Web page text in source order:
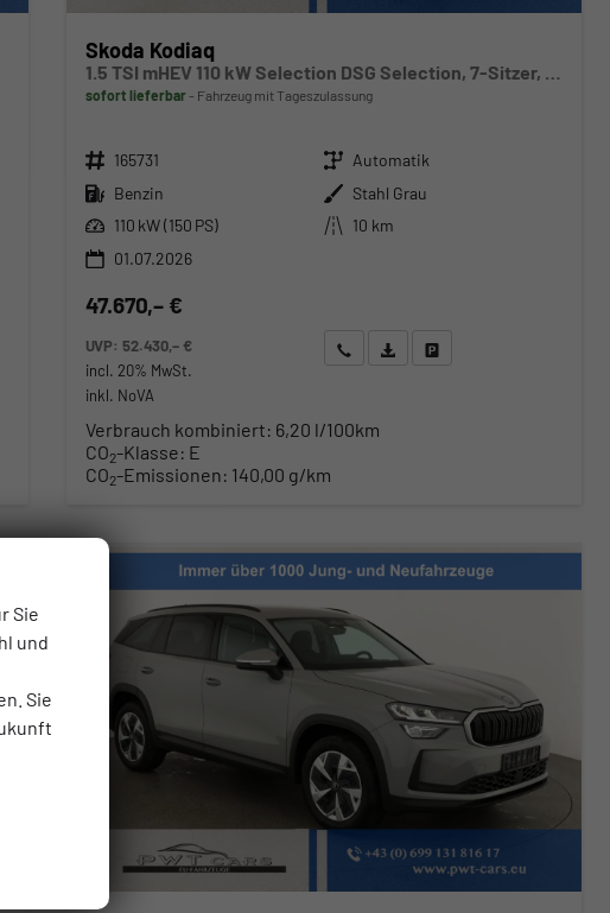
Skoda Kodiaq
1.5 TSI mHEV 110 kW Selection DSG Selection, 7-Sitzer, AHK, Navi, Side, Kamera, Winter, 4 J.- Garantie
sofort lieferbar Fahrzeug mit Tageszulassung
Fahrzeugnr. 165731 Getriebe Automatik
Kraftstoff Benzin Außenfarbe Stahl Grau
Leistung 110 kW (150 PS) Kilometerstand
10 km
01.07.2026
47.670,– €
UVP: 52.430,– €
incl. 20% MwSt.
inkl. NoVA
Wir rufen Sie anAngebot drucken (PDF)
Fahrzeug parken
Verbrauch kombiniert: 6,20 l/100km
CO2-Klasse: E
CO2-Emissionen: 140,00 g/km
Sie
und
Sie